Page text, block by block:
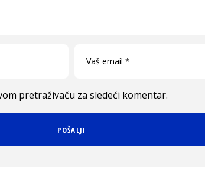
pretraživaču za sledeći komentar.